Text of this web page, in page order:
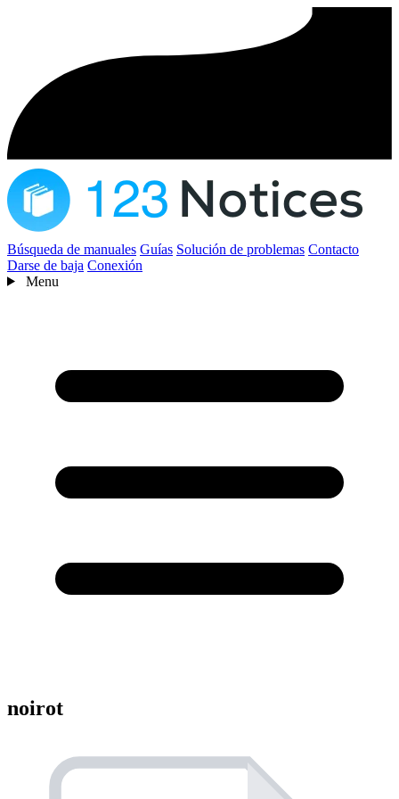
Búsqueda de manuales Guías Solución de problemas Contacto
Darse de baja Conexión
Menu
noirot